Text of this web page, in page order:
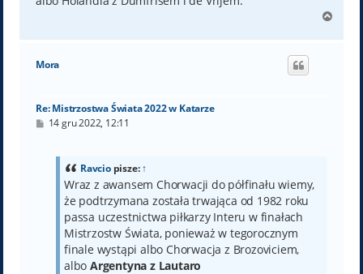
g
Mora
Re: Mistrzostwa Świata 2022 w Katarze
P14 gru 2022, 12:11
Ravciopisze:↑
Wraz z awansem Chorwacji do półfinału wiemy,
że podtrzymana została trwająca od 1982 roku
passa uczestnictwa piłkarzy Interu w finałach
Mistrzostw Świata, ponieważ w tegorocznym
finale wystąpi albo Chorwacja z Brozoviciem,
albo Argentyna z Lautaro